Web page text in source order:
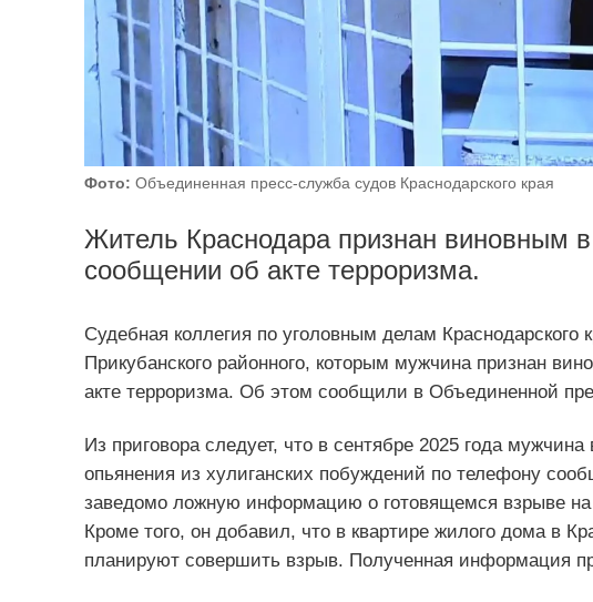
Фото: Объединенная пресс-служба судов Краснодарского края
Житель Краснодара признан виновным
сообщении об акте терроризма.
Судебная коллегия по уголовным делам Краснодарского
Прикубанского районного, которым мужчина признан
акте терроризма. Об этом сообщили в Объединенной
Из приговора следует, что в сентябре 2025 года мужчина
опьянения из хулиганских побуждений по телефону
заведомо ложную информацию о готовящемся взрыве на
Кроме того, он добавил, что в квартире жилого дома в
планируют совершить взрыв. Полученная информация